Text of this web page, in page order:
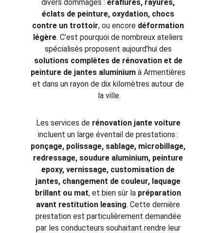
divers dommages : éraflures, rayures,
éclats de peinture, oxydation, chocs
contre un trottoir, ou encore déformation
légère. C’est pourquoi de nombreux ateliers
spécialisés proposent aujourd’hui des
solutions complètes de rénovation et de
peinture de jantes aluminium à Armentières
et dans un rayon de dix kilomètres autour de
la ville.
Les services de rénovation jante voiture
incluent un large éventail de prestations :
ponçage, polissage, sablage, microbillage,
redressage, soudure aluminium, peinture
epoxy, vernissage, customisation de
jantes, changement de couleur, laquage
brillant ou mat, et bien sûr la préparation
avant restitution leasing. Cette dernière
prestation est particulièrement demandée
par les conducteurs souhaitant rendre leur